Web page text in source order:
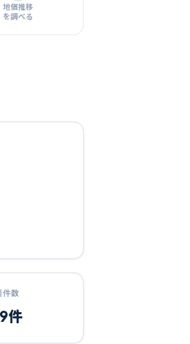
地価推移
を調べる
件数
件